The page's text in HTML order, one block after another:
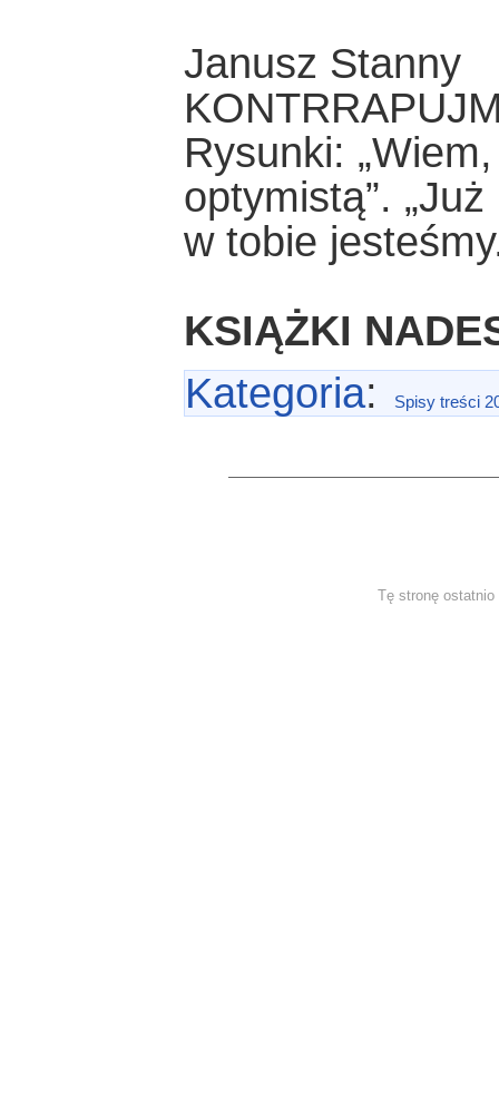
Janusz Stanny
Rysunki:
optymistą”. „Już
w tobie
KSIĄŻKI
Kategoria: Spisy treści
Tę stronę